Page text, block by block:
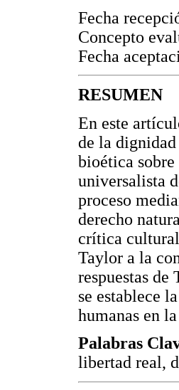
Fecha
Concepto
Fecha
RESUMEN
En este
de la
bioética
universalista
proceso
derecho
crítica
Taylor a la
respuestas
se establece
humanas en
Palabras
libertad real,